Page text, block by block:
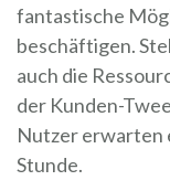
fantastische
beschäftigen.
auch die
der Kunden-
Nutzer erwarten
Stunde.